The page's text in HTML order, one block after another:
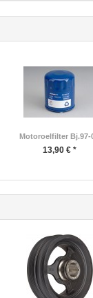
Motoroelfilter Bj.97-
13,90 € *